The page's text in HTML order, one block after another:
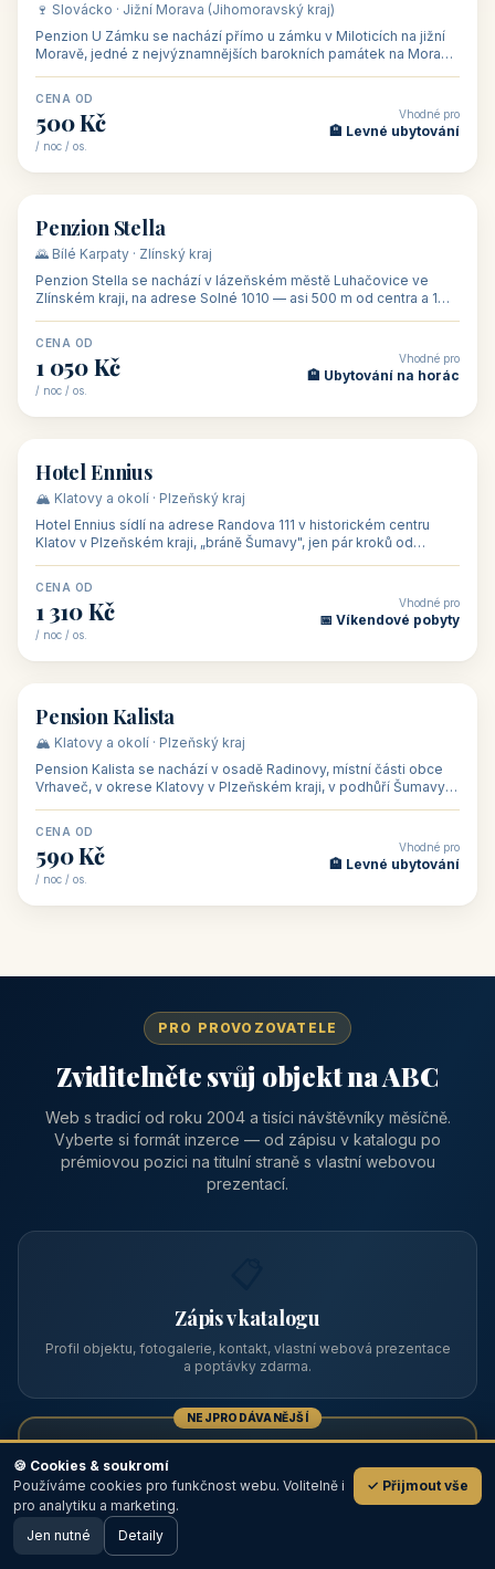
🍷 Slovácko · Jižní Morava (Jihomoravský kraj)
Penzion U Zámku se nachází přímo u zámku v Miloticích na jižní
Moravě, jedné z nejvýznamnějších barokních památek na Moravě,
CENA OD
500 Kč
/ noc / os.
Vhodné pro
🏨 Levné ubytování
🏡 penzion
Penzion Stella
🌄 Bílé Karpaty · Zlínský kraj
Penzion Stella se nachází v lázeňském městě Luhačovice ve
Zlínském kraji, na adrese Solné 1010 — asi 500 m od centra a 1
CENA OD
1 050 Kč
/ noc / os.
Vhodné pro
🏨 Ubytování na horác
🏨 hotel
Hotel Ennius
🏔️ Klatovy a okolí · Plzeňský kraj
Hotel Ennius sídlí na adrese Randova 111 v historickém centru
Klatov v Plzeňském kraji, „bráně Šumavy", jen pár kroků od
CENA OD
1 310 Kč
/ noc / os.
Vhodné pro
📅 Víkendové pobyty
🏡 penzion
Pension Kalista
🏔️ Klatovy a okolí · Plzeňský kraj
Pension Kalista se nachází v osadě Radinovy, místní části obce
Vrhaveč, v okrese Klatovy v Plzeňském kraji, v podhůří Šumavy
CENA OD
590 Kč
/ noc / os.
Vhodné pro
🏨 Levné ubytování
PRO PROVOZOVATELE
Zviditelněte svůj objekt na ABC
Web s tradicí od roku 2004 a tisíci návštěvníky měsíčně.
Vyberte si formát inzerce — od zápisu v katalogu po
prémiovou pozici na titulní straně s vlastní webovou
prezentací.
Zápis v katalogu
Profil objektu, fotogalerie, kontakt, vlastní webová prezentace
a poptávky zdarma.
NEJPRODÁVANĚJŠÍ
Prémiový partner
TOP pozice na titulce, přednost ve výpisech, zlatý odznak a
💬
🖥️ Desktop verze
🍪 Cookies & soukromí
Používáme cookies pro funkčnost webu. Volitelně i
pro analytiku a marketing.
✓ Přijmout vše
Jen nutné Detaily